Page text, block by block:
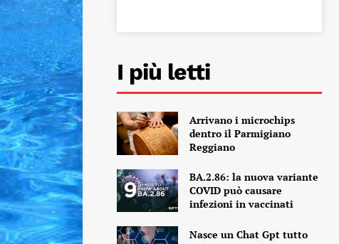
I più letti
Arrivano i microchips
dentro il Parmigiano
Reggiano
BA.2.86: la nuova variante
COVID può causare
infezioni in vaccinati
Nasce un Chat Gpt tutto